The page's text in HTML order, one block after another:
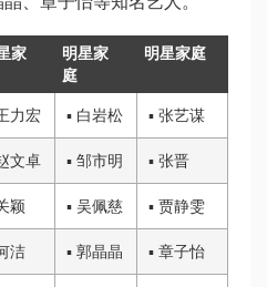
家
明星家
庭
明星家庭
力宏 ▪ 白岩松 ▪ 张艺谋
文卓 ▪ 邹市明 ▪ 张晋
颖 ▪ 吴佩慈 ▪ 贾静雯
洁 ▪ 郭晶晶 ▪ 章子怡